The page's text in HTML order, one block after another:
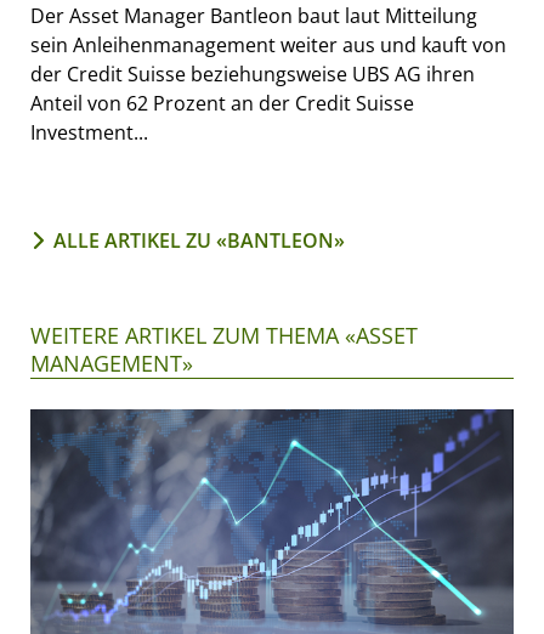
Der Asset Manager Bantleon baut laut Mitteilung
sein Anleihenmanagement weiter aus und kauft von
der Credit Suisse beziehungsweise UBS AG ihren
Anteil von 62 Prozent an der Credit Suisse
Investment...
ALLE ARTIKEL ZU «BANTLEON»
WEITERE ARTIKEL ZUM THEMA «ASSET
MANAGEMENT»